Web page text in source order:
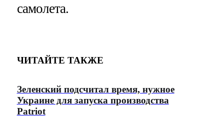
самолета.
ЧИТАЙТЕ ТАКЖЕ
Зеленский подсчитал время, нужное
Украине для запуска производства
Patriot